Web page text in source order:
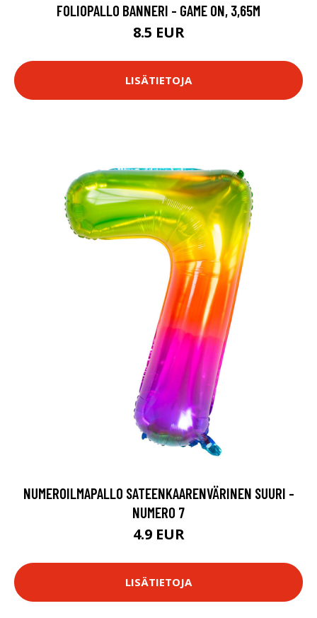
FOLIOPALLO BANNERI - GAME ON, 3,65M
8.5 EUR
LISÄTIETOJA
NUMEROILMAPALLO SATEENKAARENVÄRINEN SUURI -
NUMERO 7
4.9 EUR
LISÄTIETOJA